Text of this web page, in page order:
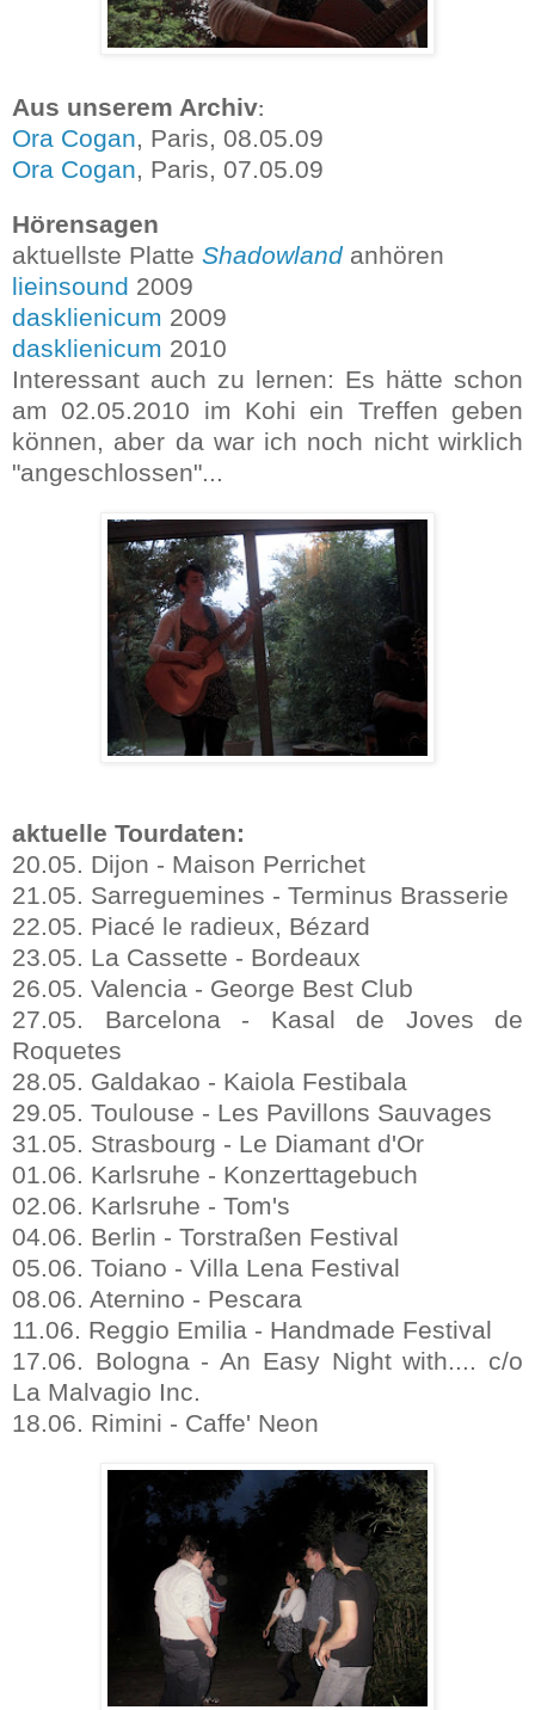
Aus unserem Archiv:
Ora Cogan, Paris, 08.05.09
Ora Cogan, Paris, 07.05.09
Hörensagen
aktuellste Platte Shadowlandanhören
lieinsound 2009
dasklienicum 2009
dasklienicum 2010
Interessant auch zu lernen: Es hätte schon
am 02.05.2010 im Kohi ein Treffen geben
können, aber da war ich noch nicht wirklich
"angeschlossen"...
aktuelle Tourdaten:
20.05. Dijon - Maison Perrichet
21.05. Sarreguemines - Terminus Brasserie
22.05. Piacé le radieux, Bézard
23.05. La Cassette - Bordeaux
26.05. Valencia - George Best Club
27.05. Barcelona - Kasal de Joves de
Roquetes
28.05. Galdakao - Kaiola Festibala
29.05. Toulouse - Les Pavillons Sauvages
31.05. Strasbourg - Le Diamant d'Or
01.06. Karlsruhe - Konzerttagebuch
02.06. Karlsruhe - Tom's
04.06. Berlin - Torstraßen Festival
05.06. Toiano - Villa Lena Festival
08.06. Aternino - Pescara
11.06. Reggio Emilia - Handmade Festival
17.06. Bologna - An Easy Night with.... c/o
La Malvagio Inc.
18.06. Rimini - Caffe' Neon